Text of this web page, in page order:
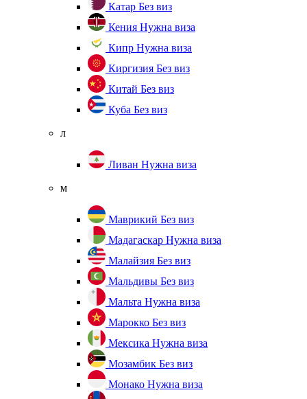
Катар Без виз
Кения Нужна виза
Кипр Нужна виза
Киргизия Без виз
Китай Без виз
Куба Без виз
л
Ливан Нужна виза
м
Маврикий Без виз
Мадагаскар Нужна виза
Малайзия Без виз
Мальдивы Без виз
Мальта Нужна виза
Марокко Без виз
Мексика Нужна виза
Мозамбик Без виз
Монако Нужна виза